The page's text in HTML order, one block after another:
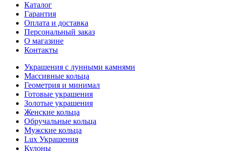
Каталог
Гарантия
Оплата и доставка
Персональный заказ
О магазине
Контакты
Украшения с лунными камнями
Массивные кольца
Геометрия и минимал
Готовые украшения
Золотые украшения
Женские кольца
Обручальные кольца
Мужские кольца
Lux Украшения
Кулоны